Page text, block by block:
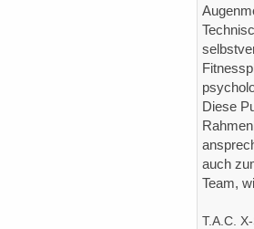
Diese
auch
Team,
T.A.C.